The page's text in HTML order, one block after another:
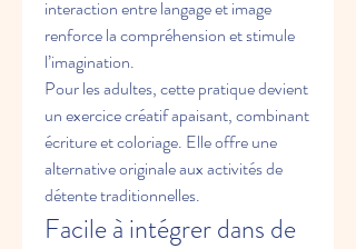
interaction entre langage et image
renforce la compréhension et stimule
l’imagination.
Pour les adultes, cette pratique devient
un exercice créatif apaisant, combinant
écriture et coloriage. Elle offre une
alternative originale aux activités de
détente traditionnelles.
Facile à intégrer dans de